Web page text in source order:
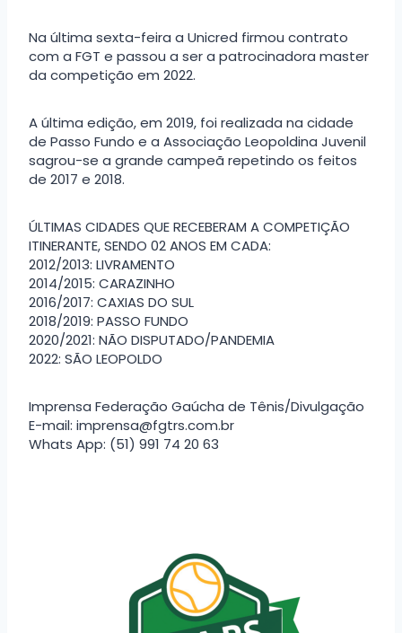
Na última sexta-feira a Unicred firmou contrato
com a FGT e passou a ser a patrocinadora master
da competição em 2022.
A última edição, em 2019, foi realizada na cidade
de Passo Fundo e a Associação Leopoldina Juvenil
sagrou-se a grande campeã repetindo os feitos
de 2017 e 2018.
ÚLTIMAS CIDADES QUE RECEBERAM A COMPETIÇÃO
ITINERANTE, SENDO 02 ANOS EM CADA:
2012/2013: LIVRAMENTO
2014/2015: CARAZINHO
2016/2017: CAXIAS DO SUL
2018/2019: PASSO FUNDO
2020/2021: NÃO DISPUTADO/PANDEMIA
2022: SÃO LEOPOLDO
Imprensa Federação Gaúcha de Tênis/Divulgação
E-mail: imprensa@fgtrs.com.br
Whats App: (51) 991 74 20 63